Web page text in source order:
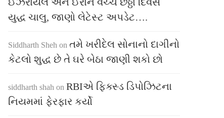
યુદ્ધ ચાલુ, જાણો લેટેસ્ટ અપડેટ….
Siddharth Sheh on તમે ખરીદેલ સોનાનો દાગીનો
કેટલો શુદ્ધ છે તે ઘરે બેઠા જાણી શકો છો
siddharth shah on RBIએ ફિક્સ્ડ ડિપોઝિટના
નિયમમાં ફેરફાર કર્યો